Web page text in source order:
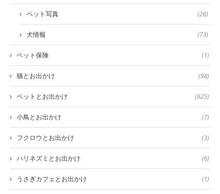
ペット写真 (26)
犬情報 (73)
ペット保険 (1)
猫とお出かけ (98)
ペットとお出かけ (625)
小鳥とお出かけ (7)
フクロウとお出かけ (3)
ハリネズミとお出かけ (6)
うさぎカフェとお出かけ (1)